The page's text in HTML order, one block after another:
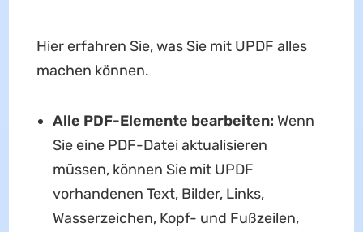
Hier erfahren Sie, was Sie mit UPDF alles
machen können.
Alle PDF-Elemente bearbeiten: Wenn
Sie eine PDF-Datei aktualisieren
müssen, können Sie mit UPDF
vorhandenen Text, Bilder, Links,
Wasserzeichen, Kopf- und Fußzeilen,